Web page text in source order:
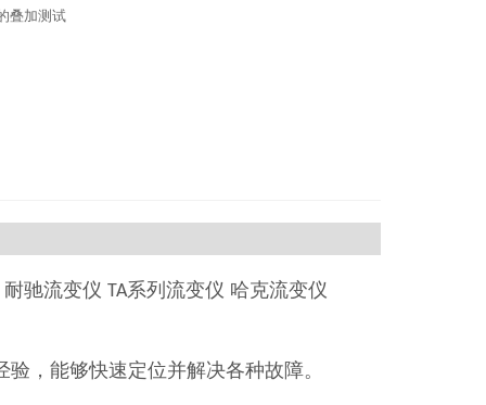
叠加测试
驰流变仪 TA系列流变仪 哈克流变仪
，能够快速定位并解决各种故障。